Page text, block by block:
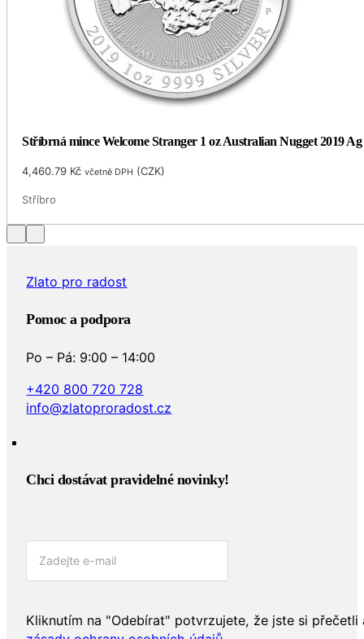
Stříbrná mince Welcome Stranger 1 oz Australian Nugget 2019
4,460.79 Kč včetně DPH (CZK)
Stříbro
Zlato pro radost
Pomoc a podpora
Po – Pá: 9:00 – 14:00
+420 800 720 728
info@zlatoproradost.cz
Chci dostávat pravidelné novinky!​
Kliknutím na "Odebírat" potvrzujete, že jste si přečetli